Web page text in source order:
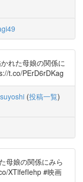
れた母娘の関係に
t.co/PErD6rDKag
(投稿一覧)
母娘の関係にみら
XTlfefIehp #映画